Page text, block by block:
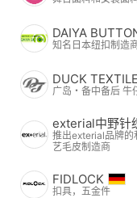
DAIYA
知名日本纽扣制造
DUCK TEXTILE
广岛・备中备后 牛
exterial中野针
推出exterial品牌的
艺毛皮制造商
FIDLOCK
扣具，五金件